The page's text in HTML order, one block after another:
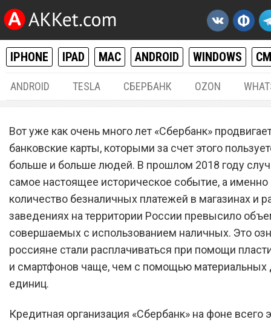
IPHONE IPAD MAC ANDROID WINDOWS
ANDROID TESLA СБЕРБАНК OZON
«Сбербанк» изменил
оформления и получения
банковских карт
Вот уже как очень много лет «Сбербанк»
банковские карты, которыми за счет этого
больше и больше людей. В прошлом 2018 году
самое настоящее историческое событие, а именно
количество безналичных платежей в магазинах и
заведениях на территории России превысило
совершаемых с использованием наличных. Это
россияне стали расплачиваться при помощи
и смартфонов чаще, чем с помощью
единиц.
Кредитная организация «Сбербанк» на фоне всего